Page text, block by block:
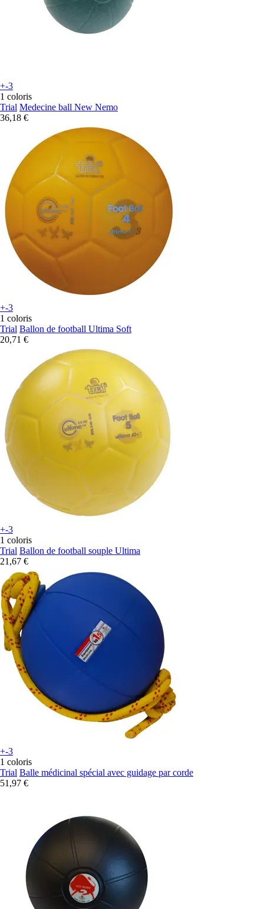
+-3
1 coloris
Trial Medecine ball New Nemo
36,18 €
+-3
1 coloris
Trial Ballon de football Ultima Soft
20,71 €
+-3
1 coloris
Trial Ballon de football souple Ultima
21,67 €
+-3
1 coloris
Trial Balle médicinal spécial avec guidage par corde
51,97 €